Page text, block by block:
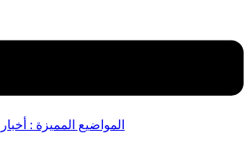
المواضيع المميزة :